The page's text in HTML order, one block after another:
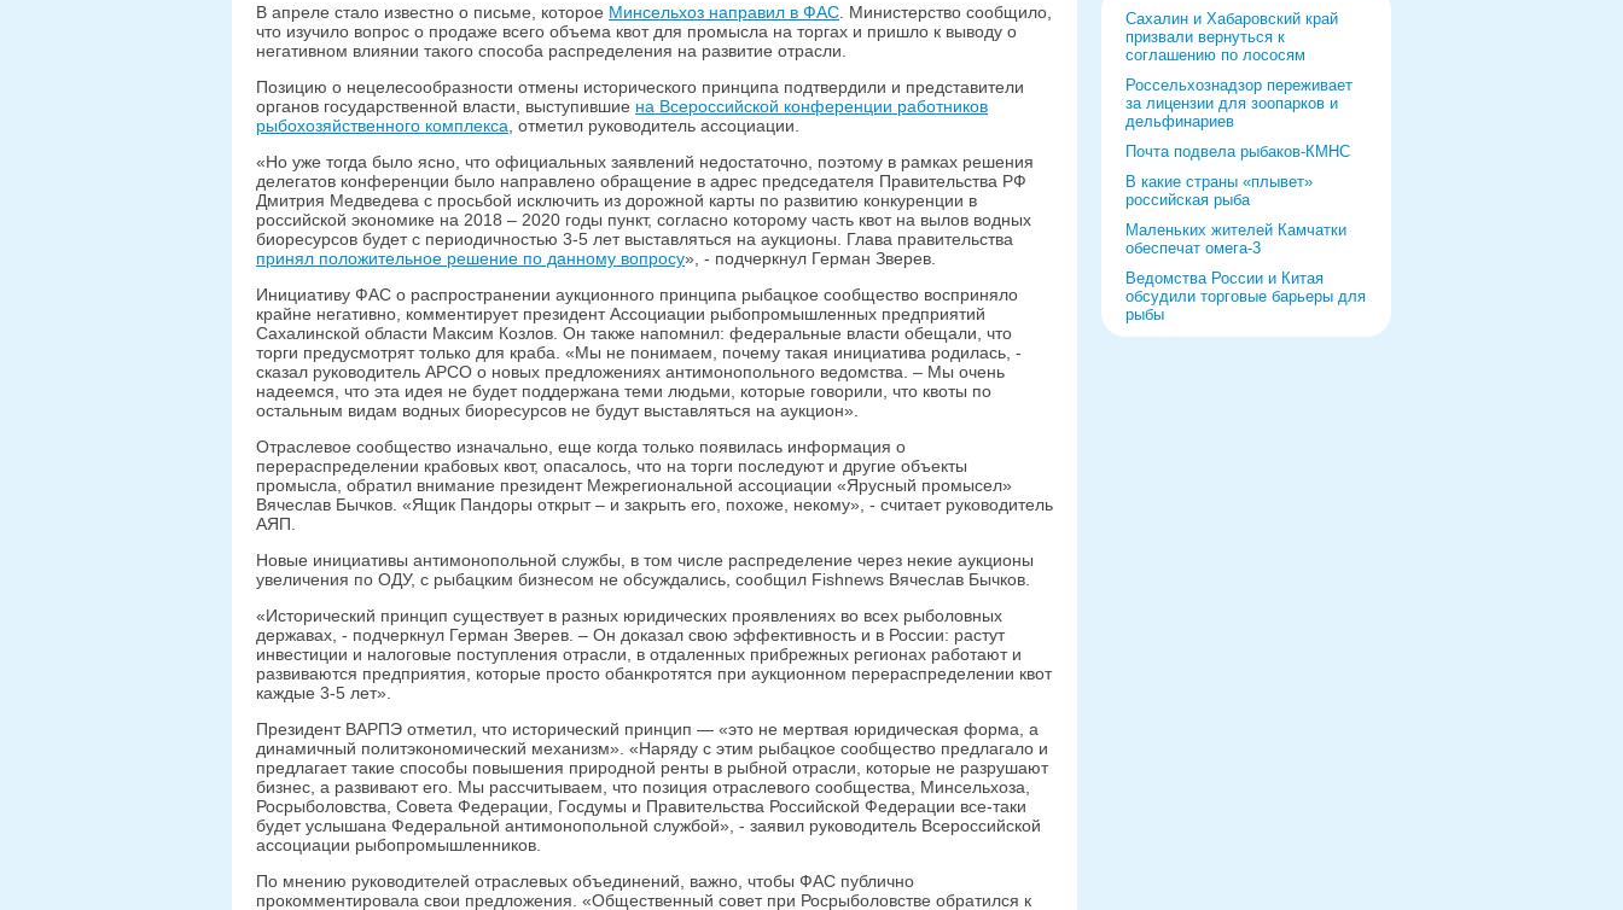
В апреле стало известно о письме, которое Минсельхоз направил в ФАС . Министерство сообщило,
что изучило вопрос о продаже всего объема квот для промысла на торгах и пришло к выводу о
негативном влиянии такого способа распределения на развитие отрасли.
Позицию о нецелесообразности отмены исторического принципа подтвердили и представители
органов государственной власти, выступившие на Всероссийской конференции работников
рыбохозяйственного комплекса , отметил руководитель ассоциации.
«Но уже тогда было ясно, что официальных заявлений недостаточно, поэтому в рамках решения
делегатов конференции было направлено обращение в адрес председателя Правительства РФ
Дмитрия Медведева с просьбой исключить из дорожной карты по развитию конкуренции в
российской экономике на 2018 – 2020 годы пункт, согласно которому часть квот на вылов водных
биоресурсов будет с периодичностью 3-5 лет выставляться на аукционы. Глава правительства
принял положительное решение по данному вопросу», - подчеркнул Герман Зверев.
Инициативу ФАС о распространении аукционного принципа рыбацкое сообщество восприняло
крайне негативно, комментирует президент Ассоциации рыбопромышленных предприятий
Сахалинской области Максим Козлов. Он также напомнил: федеральные власти обещали, что
торги предусмотрят только для краба. «Мы не понимаем, почему такая инициатива родилась, -
сказал руководитель АРСО о новых предложениях антимонопольного ведомства. – Мы очень
надеемся, что эта идея не будет поддержана теми людьми, которые говорили, что квоты по
остальным видам водных биоресурсов не будут выставляться на аукцион».
Отраслевое сообщество изначально, еще когда только появилась информация о
перераспределении крабовых квот, опасалось, что на торги последуют и другие объекты
промысла, обратил внимание президент Межрегиональной ассоциации «Ярусный промысел»
Вячеслав Бычков. «Ящик Пандоры открыт – и закрыть его, похоже, некому», - считает руководитель
АЯП.
Новые инициативы антимонопольной службы, в том числе распределение через некие аукционы
увеличения по ОДУ, с рыбацким бизнесом не обсуждались, сообщил Fishnews Вячеслав Бычков.
«Исторический принцип существует в разных юридических проявлениях во всех рыболовных
державах, - подчеркнул Герман Зверев. – Он доказал свою эффективность и в России: растут
инвестиции и налоговые поступления отрасли, в отдаленных прибрежных регионах работают и
развиваются предприятия, которые просто обанкротятся при аукционном перераспределении квот
каждые 3-5 лет».
Президент ВАРПЭ отметил, что исторический принцип — «это не мертвая юридическая форма, а
динамичный политэкономический механизм». «Наряду с этим рыбацкое сообщество предлагало и
предлагает такие способы повышения природной ренты в рыбной отрасли, которые не разрушают
бизнес, а развивают его. Мы рассчитываем, что позиция отраслевого сообщества, Минсельхоза,
Росрыболовства, Совета Федерации, Госдумы и Правительства Российской Федерации все-таки
будет услышана Федеральной антимонопольной службой», - заявил руководитель Всероссийской
ассоциации рыбопромышленников.
По мнению руководителей отраслевых объединений, важно, чтобы ФАС публично
прокомментировала свои предложения. «Общественный совет при Росрыболовстве обратился к
Сахалин и Хабаровский край
призвали вернуться к
соглашению по лососям
Россельхознадзор переживает
за лицензии для зоопарков и
дельфинариев
Почта подвела рыбаков-КМНС
В какие страны «плывет»
российская рыба
Маленьких жителей Камчатки
обеспечат омега-3
Ведомства России и Китая
обсудили торговые барьеры для
рыбы